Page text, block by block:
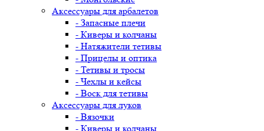
Аксессуары для арбалетов
- Запасные плечи
- Киверы и колчаны
- Натяжители тетивы
- Прицелы и оптика
- Тетивы и тросы
- Чехлы и кейсы
- Воск для тетивы
Аксессуары для луков
- Вязочки
- Киверы и колчаны